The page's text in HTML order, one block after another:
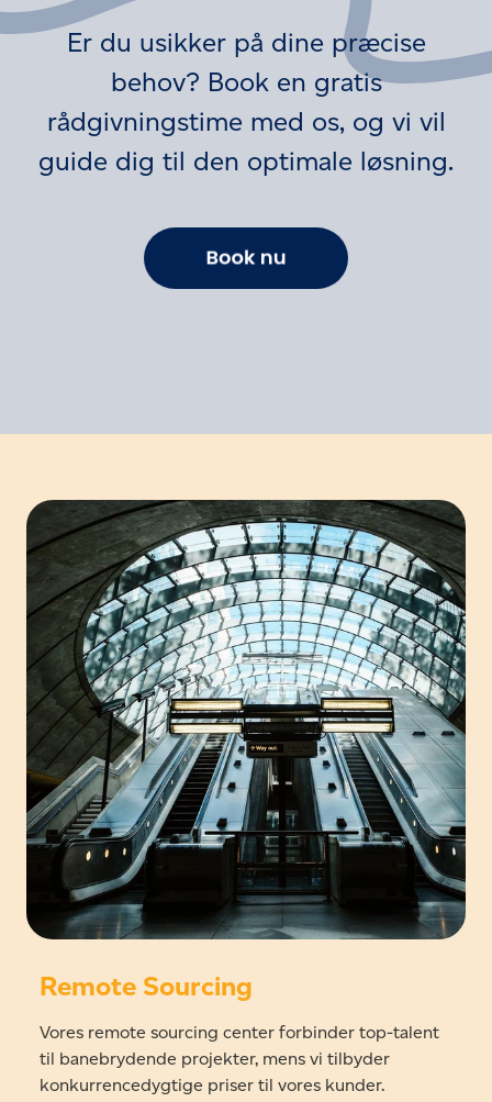
Er du usikker på dine præcise
behov? Book en gratis
rådgivningstime med os, og vi vil
guide dig til den optimale løsning.
Remote Sourcing
Vores remote sourcing center forbinder top-talent
til banebrydende projekter, mens vi tilbyder
konkurrencedygtige priser til vores kunder.